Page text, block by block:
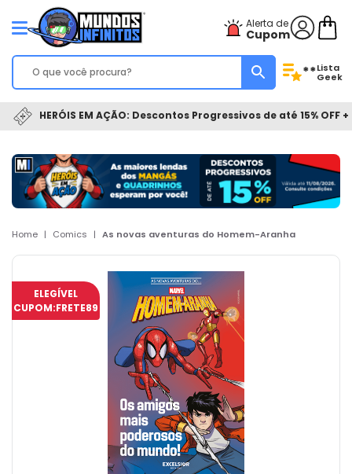
Alerta de
Cupom
**Lista
Geek
HERÓIS EM AÇÃO: Descontos Progressivos de até 15% OFF
Home | Comics | As novas aventuras do Homem-Aranha
ELEGÍVEL
CUPOM:FRETE89